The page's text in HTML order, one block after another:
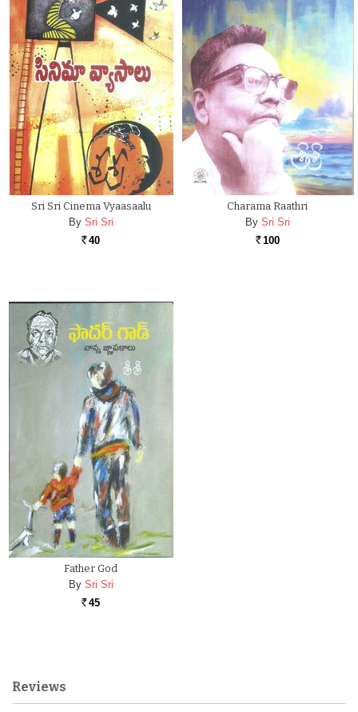
Sri Sri Cinema Vyaasaalu
By Sri Sri
Rs. 40
Charama Raathri
By Sri Sri
Rs. 100
Father God
By Sri Sri
Rs. 45
Reviews